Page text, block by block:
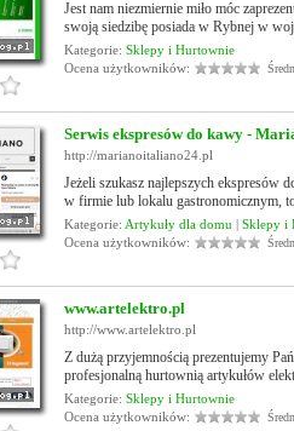
Jest nam niezmiernie miło móc
swoją siedzibę posiada w Rybnej w
Kategorie: Sklepy i Hurtownie
Ocena użytkowników:
Serwis ekspresów do kawy -
http://marianoitaliano24.pl
Jeżeli szukasz najlepszych ekspresów
w firmie lub lokalu gastronomicznym,
Kategorie: Artykuły dla domu | Sklepy i
Ocena użytkowników:
www.artelektro.pl
http://www.artelektro.pl
Z dużą przyjemnością prezentujemy
profesjonalną hurtownią artykułów
Kategorie: Sklepy i Hurtownie
Ocena użytkowników: